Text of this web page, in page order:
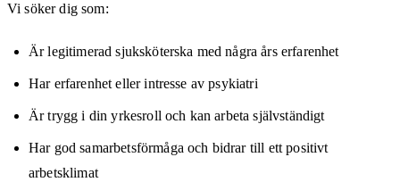
Vi söker dig som:
Är legitimerad sjuksköterska med några års erfarenhet
Har erfarenhet eller intresse av psykiatri
Är trygg i din yrkesroll och kan arbeta självständigt
Har god samarbetsförmåga och bidrar till ett positivt
arbetsklimat